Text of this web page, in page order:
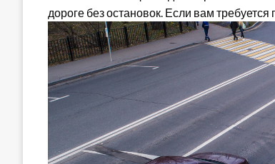
дороге без остановок. Если вам